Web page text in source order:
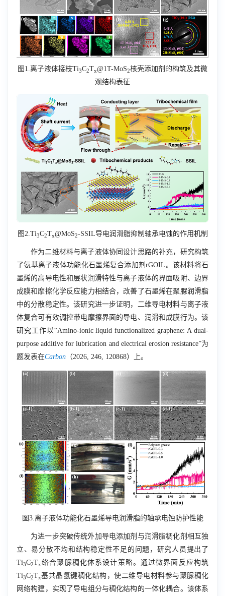
图 1.离子液体接枝Ti3C2Tx@1T-MoS2核壳添加剂的构筑及其微
观结构表征
图 2. Ti3C2Tx@MoS2-SSIL导电润滑脂抑制轴承电蚀的作用机制
作为二维材料与离子液体协同设计思路的补充，研究构筑
了氨基离子液体功能化石墨烯复合添加剂rGOIL。该材料将石
墨烯的高导电性和层状润滑特性与离子液体的界面吸附、边界
成膜和摩擦化学反应能力相结合，改善了石墨烯在聚脲润滑脂
中的分散稳定性。该研究进一步证明，二维导电材料与离子液
体复合可有效调控带电摩擦界面的导电、润滑和成膜行为。该
研究工作以“Amino-ionic liquid functionalized graphene: A dual-
purpose additive for lubrication and electrical erosion resistance”为
题发表在Carbon （2026, 246, 120868）上。
图3. 离子液体功能化石墨烯导电润滑脂的轴承电蚀防护性能
为进一步突破传统外加导电添加剂与润滑脂稠化剂相互独
立、易分散不均和结构稳定性不足的问题，研究人员提出了
Ti3C2Tx络合聚脲稠化体系设计策略。通过微界面反应构筑
Ti3C2Tx基共晶氢键稠化结构，使二维导电材料参与聚脲稠化
网络构建，实现了导电组分与稠化结构的一体化耦合。该体系